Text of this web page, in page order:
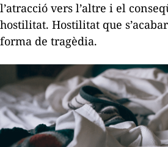
l’atracció vers l’altre i el
hostilitat. Hostilitat que
forma de tragèdia.